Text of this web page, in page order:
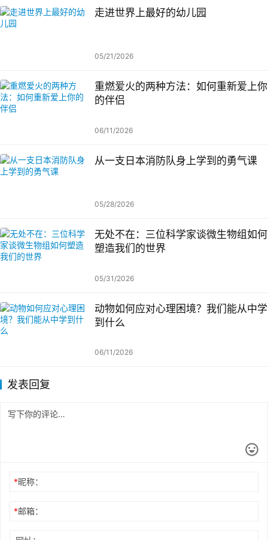
走进世界上最好的幼儿园
05/21/2026
重燃爱火的两种方法：如何重新爱上你
的伴侣
06/11/2026
从一支日本消防队身上学到的勇气课
05/28/2026
无处不在：三位科学家谈微生物组如何
塑造我们的世界
05/31/2026
动物如何应对心理困境？我们能从中学
到什么
06/11/2026
发表回复
*昵称：
*邮箱：